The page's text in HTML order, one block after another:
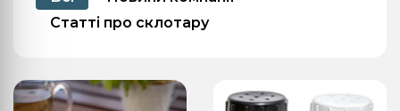
Статті про склотару